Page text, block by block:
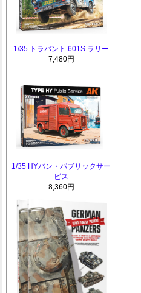
1/35 トラバント 601S ラリー
7,480円
1/35 HYバン・パブリックサー
ビス
8,360円